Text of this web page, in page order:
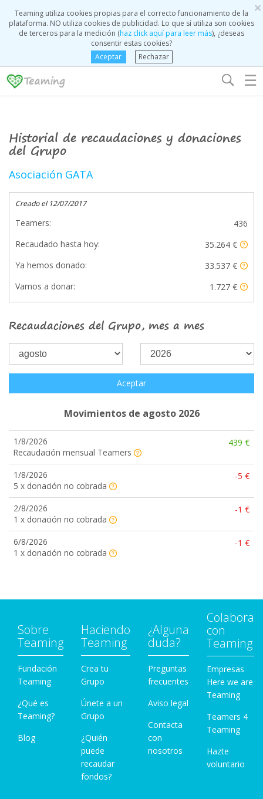
×
Teaming utiliza cookies propias para el correcto funcionamiento de la
plataforma. NO utiliza cookies de publicidad. Lo que sí utiliza son cookies
de terceros para la medición (haz click aquí para leer más), ¿deseas
consentir estas cookies?
Aceptar
Rechazar
☰
Historial de recaudaciones y donaciones
del Grupo
Asociación GATA
Creado el 12/07/2017
Teamers:
436
Recaudado hasta hoy:
35.264 €
Ya hemos donado:
33.537 €
Vamos a donar:
1.727 €
Recaudaciones del Grupo, mes a mes
Aceptar
Movimientos de agosto 2026
1/8/2026
Recaudación mensual Teamers
439 €
1/8/2026
5 x donación no cobrada
-5 €
2/8/2026
1 x donación no cobrada
-1 €
6/8/2026
1 x donación no cobrada
-1 €
Sobre
Teaming
Fundación
Teaming
¿Qué es
Teaming?
Blog
Haciendo
Teaming
Crea tu
Grupo
Únete a un
Grupo
¿Quién
puede
recaudar
fondos?
¿Alguna
duda?
Preguntas
frecuentes
Aviso legal
Contacta
con
nosotros
Colabora
con
Teaming
Empresas
Here we are
Teaming
Teamers 4
Teaming
Hazte
voluntario